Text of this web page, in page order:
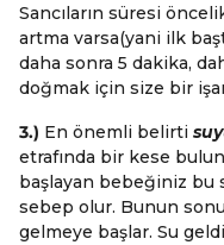
Sancıların süresi
artma varsa(yani ilk
daha sonra 5 dakika,
doğmak için size bir
3.) En önemli belirti
etrafında bir kese
başlayan bebeğiniz bu
sebep olur. Bunun
gelmeye başlar. Su